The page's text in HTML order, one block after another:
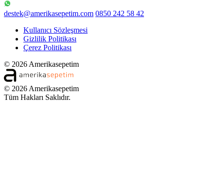
destek@amerikasepetim.com 0850 242 58 42
Kullanıcı Sözleşmesi
Gizlilik Politikası
Çerez Politikası
© 2026 Amerikasepetim
© 2026 Amerikasepetim
Tüm Hakları Saklıdır.